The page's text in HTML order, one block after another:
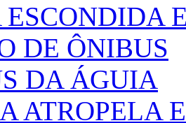
ESCONDIDA
DE ÔNIBUS